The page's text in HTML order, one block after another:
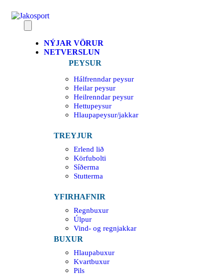
NÝJAR VÖRUR
NETVERSLUN
PEYSUR
Hálfrenndar peysur
Heilar peysur
Heilrenndar peysur
Hettupeysur
Hlaupapeysur/jakkar
TREYJUR
Erlend lið
Körfubolti
Síðerma
Stutterma
YFIRHAFNIR
Regnbuxur
Úlpur
Vind- og regnjakkar
BUXUR
Hlaupabuxur
Kvartbuxur
Pils